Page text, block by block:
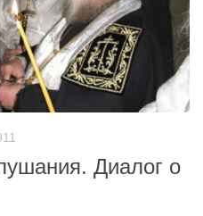
Диалог о